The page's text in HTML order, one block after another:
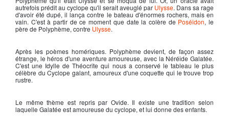
autrefois prédit au cyclope qu'il serait aveuglé par Ulysse. Dans sa rage
d'avoir été dupé, il lança contre le bateau d'énormes rochers, mais en
vain. C'est à partir de ce moment que date la colère de Poséidon, le
père de Polyphème, contre Ulysse.
Après les poèmes homériques. Polyphème devient, de façon assez
étrange, le héros d'une aventure amoureuse, avec la Néréide Galatée.
C'est une Idylle de Théocrite qui nous a conservé le tableau le plus
célèbre duCyclope galant, amoureux d'une coquette qui le trouve trop
rustre.
Le même thème est repris par Ovide. Il existe une tradition selon
laquelle Galatée est amoureuse du cyclope, et lui donne des enfants.